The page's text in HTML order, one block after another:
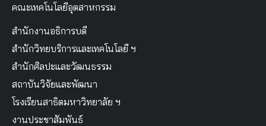
คณะเทคโนโลยีอุตสาหกรรม
สำนักงานอธิการบดี
สำนักวิทยบริการและเทคโนโลยี ฯ
สำนักศิลปะและวัฒนธรรม
สถาบันวิจัยและพัฒนา
โรงเรียนสาธิตมหาวิทยาลัย ฯ
งานประชาสัมพันธ์